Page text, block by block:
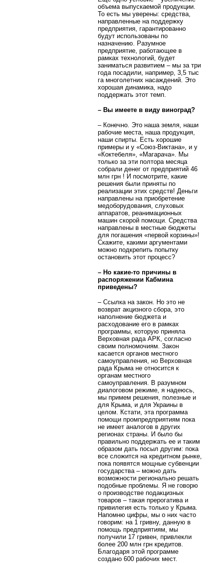
объема выпускаемой продукции.
То есть мы уверены: средства,
направленные на поддержку
предприятия, гарантированно
будут использованы по
назначению. Разумное
предприятие, работающее в
рамках технологий, будет
заниматься развитием – мы за три
года посадили, например, 3,5 тыс
га многолетних насаждений. Это
хорошая динамика, надо
поддержать этот темп.
– Вы имеете в виду виноград?
– Конечно. Это наша земля, наши
рабочие места, наша продукция,
наши спирты. Есть хорошие
примеры и у «Союз-Виктана», и у
«Коктебеля», «Магарача». Мы
только за эти полтора месяца
собрали денег от предприятий 46
млн грн ! И посмотрите, какие
решения были приняты по
реализации этих средств! Деньги
направлены на приобретение
медоборудования, слуховых
аппаратов, реанимационных
машин скорой помощи. Средства
направлены в местные бюджеты
для погашения «первой корзины»!
Скажите, какими аргументами
можно подкрепить попытку
остановить этот процесс?
– Но какие-то причины в
распоряжении Кабмина
приведены?
– Ссылка на закон. Но это не
возврат акцизного сбора, это
наполнение бюджета и
расходование его в рамках
программы, которую приняла
Верховная рада АРК, согласно
своим полномочиям. Закон
касается органов местного
самоуправления, но Верховная
рада Крыма не относится к
органам местного
самоуправления. В разумном
диалоговом режиме, я надеюсь,
мы примем решения, полезные и
для Крыма, и для Украины в
целом. Кстати, эта программа
помощи промпредприятиям пока
не имеет аналогов в других
регионах страны. И было бы
правильно поддержать ее и таким
образом дать посыл другим: пока
все сложится на кредитном рынке,
пока появятся мощные субвенции
государства – можно дать
возможности регионально решать
подобные проблемы. Я не говорю
о производстве подакцизных
товаров – такая прерогатива и
привилегия есть только у Крыма.
Напомню цифры, мы о них часто
говорим: на 1 гривну, данную в
помощь предприятиям, мы
получили 17 гривен, привлекли
более 200 млн грн кредитов.
Благодаря этой программе
создано 600 рабочих мест.